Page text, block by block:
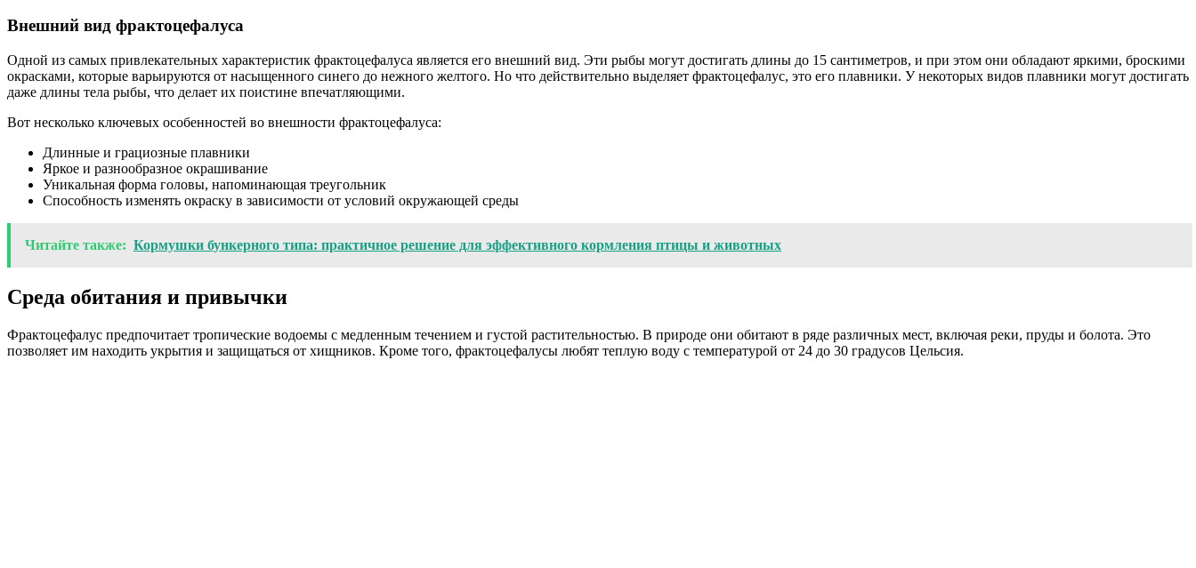
Внешний вид фрактоцефалуса
Одной из самых привлекательных характеристик фрактоцефалуса является его внешний вид. Эти рыбы могут достигать длины до 15 сантиметров, и при этом они обладают яркими, броскими
окрасками, которые варьируются от насыщенного синего до нежного желтого. Но что действительно выделяет фрактоцефалус, это его плавники. У некоторых видов плавники могут достигать
даже длины тела рыбы, что делает их поистине впечатляющими.
Вот несколько ключевых особенностей во внешности фрактоцефалуса:
Длинные и грациозные плавники
Яркое и разнообразное окрашивание
Уникальная форма головы, напоминающая треугольник
Способность изменять окраску в зависимости от условий окружающей среды
Читайте также: Кормушки бункерного типа: практичное решение для эффективного кормления птицы и животных
Среда обитания и привычки
Фрактоцефалус предпочитает тропические водоемы с медленным течением и густой растительностью. В природе они обитают в ряде различных мест, включая реки, пруды и болота. Это
позволяет им находить укрытия и защищаться от хищников. Кроме того, фрактоцефалусы любят теплую воду с температурой от 24 до 30 градусов Цельсия.